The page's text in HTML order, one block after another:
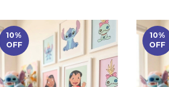
10%
OFF
10%
OFF